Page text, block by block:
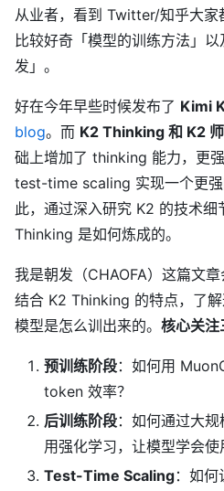
从业者，看到 Twitter/知乎大家
比较好奇「模型的训练方法」
发」。
好在今年早些时候发布了 Kimi
blog。而 K2 Thinking 和 K2
础上增加了 thinking 能力，更
test-time scaling 实现一个更
此，通过深入研究 K2 的技术细
Thinking 是如何炼成的。
我是朝发（CHAOFA）这篇文章
结合 K2 Thinking 的特点，了
模型是怎么训出来的。 核心关注
预训练阶段：如何用
token 效率？
后训练阶段：如何通过大
用强化学习，让模型学会使
Test-Time Scaling：如